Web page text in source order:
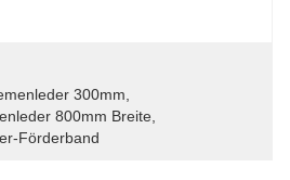
300mm
800mm Breite
Förderband